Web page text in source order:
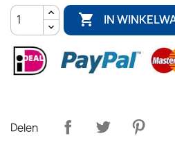
 IN
Delen